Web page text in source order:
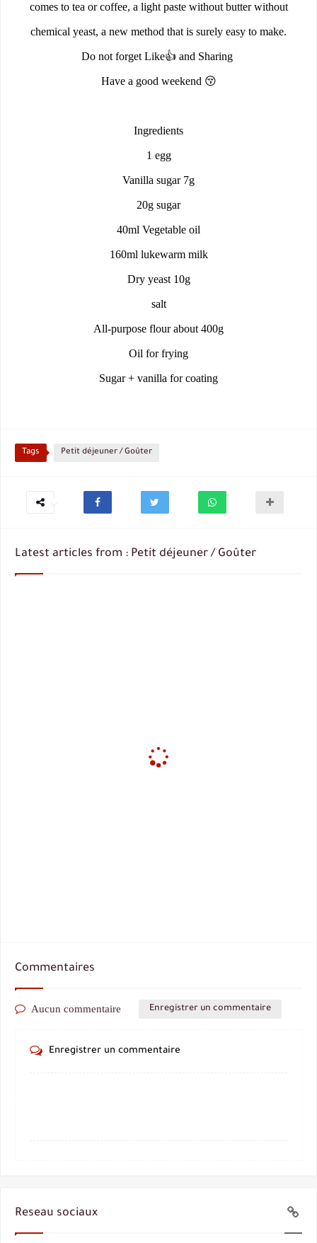
comes to tea or coffee, a light paste without butter without
chemical yeast, a new method that is surely easy to make.
Do not forget Like👍 and Sharing
Have a good weekend 😚
Ingredients
1 egg
Vanilla sugar 7g
20g sugar
40ml Vegetable oil
160ml lukewarm milk
Dry yeast 10g
salt
All-purpose flour about 400g
Oil for frying
Sugar + vanilla for coating
Tags Petit déjeuner / Goûter
Latest articles from : Petit déjeuner / Goûter
Commentaires
Aucun commentaire Enregistrer un commentaire
Enregistrer un commentaire
Reseau sociaux